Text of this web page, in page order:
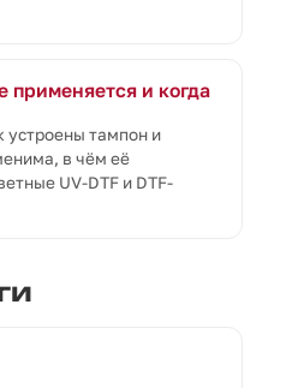
применяется и когда
устроены тампон и
в чём её
UV-DTF и DTF-